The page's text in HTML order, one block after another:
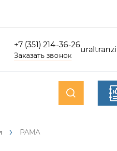
+7 (351) 214-36-26
Заказать звонок
РАМА